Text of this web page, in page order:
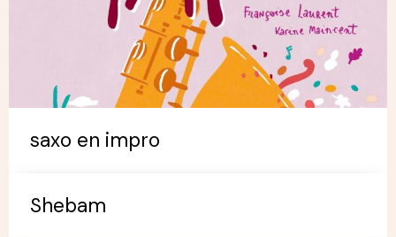
saxo en impro
Shebam